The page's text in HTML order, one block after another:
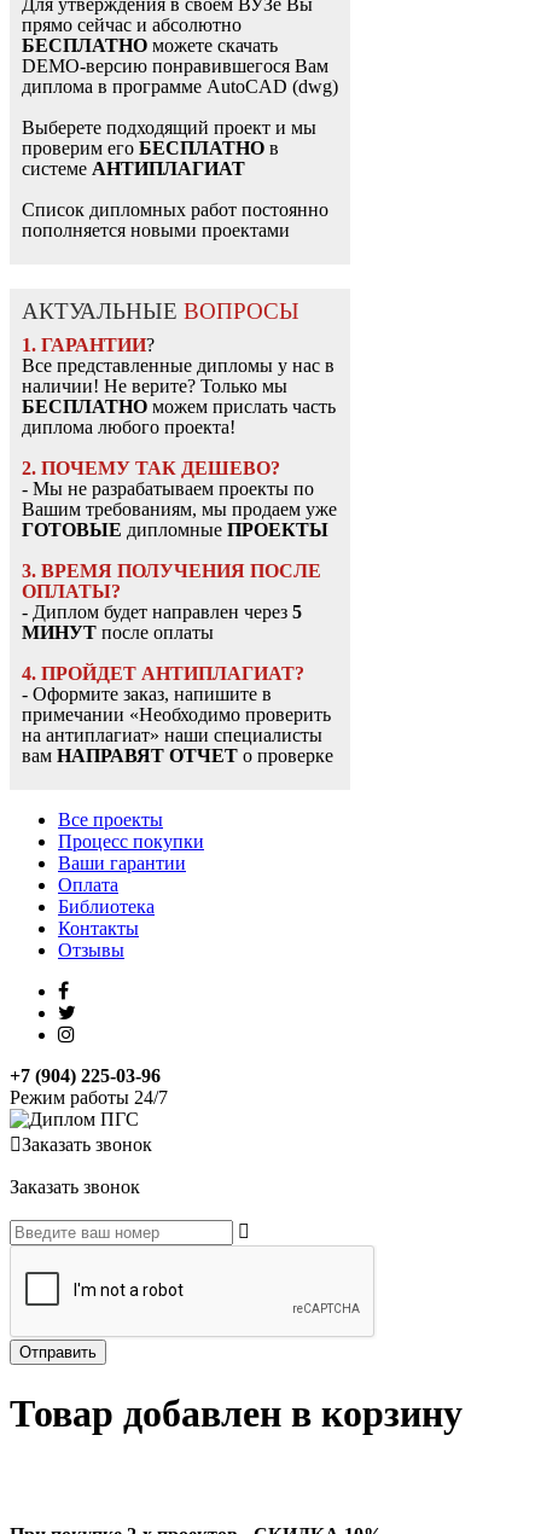
Для утверждения в своём ВУЗе Вы
прямо сейчас и абсолютно
БЕСПЛАТНО можете скачать
DEMO-версию понравившегося Вам
диплома в программе AutoCAD (dwg)
Выберете подходящий проект и мы
проверим его БЕСПЛАТНО в
системе АНТИПЛАГИАТ
Список дипломных работ постоянно
пополняется новыми проектами
АКТУАЛЬНЫЕ ВОПРОСЫ
1. ГАРАНТИИ?
Все представленные дипломы у нас в
наличии! Не верите? Только мы
БЕСПЛАТНО можем прислать часть
диплома любого проекта!
2. ПОЧЕМУ ТАК ДЕШЕВО?
- Мы не разрабатываем проекты по
Вашим требованиям, мы продаем уже
ГОТОВЫЕ дипломные ПРОЕКТЫ
3. ВРЕМЯ ПОЛУЧЕНИЯ ПОСЛЕ
ОПЛАТЫ?
- Диплом будет направлен через 5
МИНУТ после оплаты
4. ПРОЙДЕТ АНТИПЛАГИАТ?
- Оформите заказ, напишите в
примечании «Необходимо проверить
на антиплагиат» наши специалисты
вам НАПРАВЯТ ОТЧЕТ о проверке
Все проекты
Процесс покупки
Ваши гарантии
Оплата
Библиотека
Контакты
Отзывы
+7 (904) 225-03-96
Режим работы 24/7
Заказать звонок
Заказать звонок
Товар добавлен в корзину